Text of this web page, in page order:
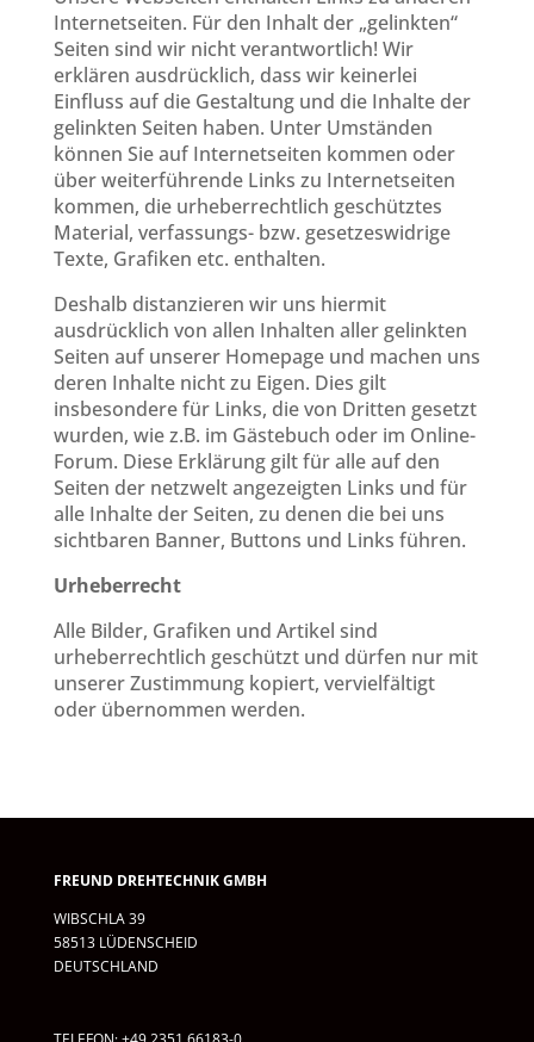
Internetseiten. Für den Inhalt der „gelinkten“
Seiten sind wir nicht verantwortlich! Wir
erklären ausdrücklich, dass wir keinerlei
Einfluss auf die Gestaltung und die Inhalte der
gelinkten Seiten haben. Unter Umständen
können Sie auf Internetseiten kommen oder
über weiterführende Links zu Internetseiten
kommen, die urheberrechtlich geschütztes
Material, verfassungs- bzw. gesetzeswidrige
Texte, Grafiken etc. enthalten.
Deshalb distanzieren wir uns hiermit
ausdrücklich von allen Inhalten aller gelinkten
Seiten auf unserer Homepage und machen uns
deren Inhalte nicht zu Eigen. Dies gilt
insbesondere für Links, die von Dritten gesetzt
wurden, wie z.B. im Gästebuch oder im Online-
Forum. Diese Erklärung gilt für alle auf den
Seiten der netzwelt angezeigten Links und für
alle Inhalte der Seiten, zu denen die bei uns
sichtbaren Banner, Buttons und Links führen.
Urheberrecht
Alle Bilder, Grafiken und Artikel sind
urheberrechtlich geschützt und dürfen nur mit
unserer Zustimmung kopiert, vervielfältigt
oder übernommen werden.
FREUND DREHTECHNIK GMBH
WIBSCHLA 39
58513 LÜDENSCHEID
DEUTSCHLAND